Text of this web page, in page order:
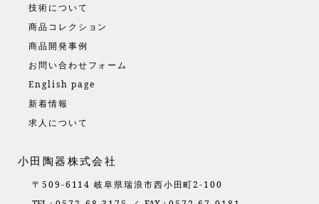
技術について
商品コレクション
商品開発事例
お問い合わせフォーム
English page
新着情報
求人について
小田陶器株式会社
〒509-6114 岐阜県瑞浪市西小田町2-100